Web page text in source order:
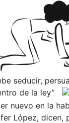
seducir,
de la ley”
nuevo en la
López, dicen,